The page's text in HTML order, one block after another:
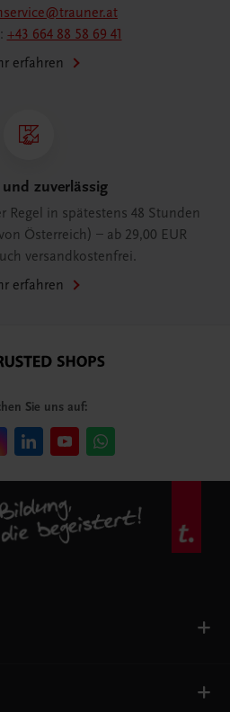
+43 664 88 58 69 41
erfahren
zuverlässig
Regel in spätestens 48 Stunden
Österreich) – ab 29,00 EUR
versandkostenfrei.
erfahren
Sie uns auf: